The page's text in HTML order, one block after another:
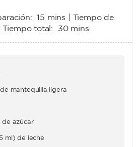
15 mins | Tiempo de
Tiempo total: 30 mins
mantequilla ligera
azúcar
ml) de leche